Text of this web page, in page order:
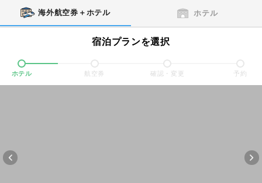
海外航空券＋ホテル ホテル
宿泊プランを選択
ホテル 航空券 確認・変更 予約